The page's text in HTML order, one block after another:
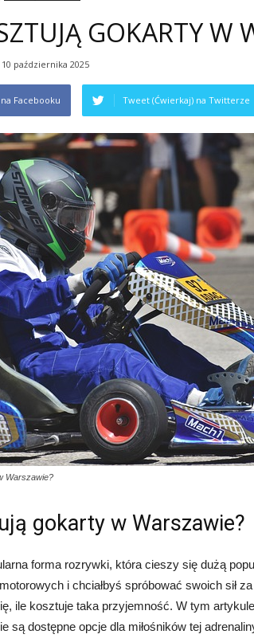
GOKARTY W
10 października 2025
Facebooku Tweet (Ćwierkaj) na Twitterze
Warszawie?
gokarty w Warszawie?
forma rozrywki, która cieszy się dużą
i chciałbyś spróbować swoich sił
ile kosztuje taka przyjemność. W tym
są dostępne opcje dla miłośników tej